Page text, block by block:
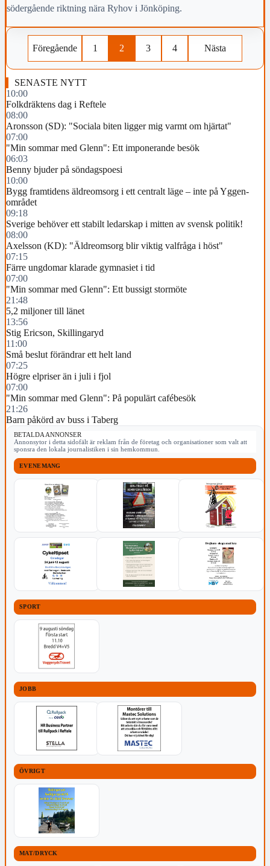
södergående riktning nära Ryhov i Jönköping.
Föregående 1 2 3 4 Nästa
SENASTE NYTT
10:00
Folkdräktens dag i Reftele
08:00
Aronsson (SD): "Sociala biten ligger mig varmt om hjärtat"
07:00
"Min sommar med Glenn": Ett imponerande besök
06:03
Benny bjuder på söndagspoesi
10:00
Bygg framtidens äldreomsorg i ett centralt läge – inte på Yggen-
området
09:18
Sverige behöver ett stabilt ledarskap i mitten av svensk politik!
08:00
Axelsson (KD): "Äldreomsorg blir viktig valfråga i höst"
07:15
Färre ungdomar klarade gymnasiet i tid
07:00
"Min sommar med Glenn": Ett bussigt stormöte
21:48
5,2 miljoner till länet
13:56
Stig Ericson, Skillingaryd
11:00
Små beslut förändrar ett helt land
07:25
Högre elpriser än i juli i fjol
07:00
"Min sommar med Glenn": På populärt cafébesök
21:26
Barn påkörd av buss i Taberg
BETALDA ANNONSER
Annonsytor i detta sidofält är reklam från de företag och organisationer som valt att
sponsra den lokala journalistiken i sin hemkommun.
EVENEMANG
SPORT
JOBB
ÖVRIGT
MAT/DRYCK